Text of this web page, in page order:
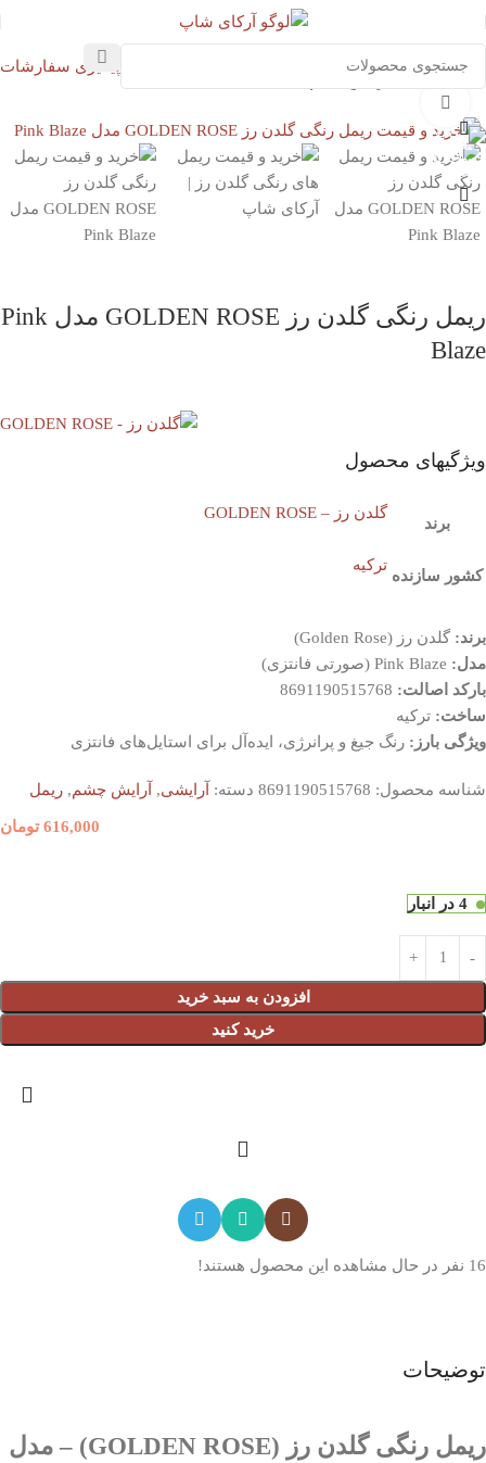
پیگیری سفارشات
آرایشی آرایش چشم
ریمل رنگی گلدن رز GOLDEN ROSE مدل Pink
Blaze
ویژگیهای محصول
برند
گلدن رز – GOLDEN ROSE
کشور سازنده
ترکیه
برند: گلدن رز (Golden Rose)
مدل:
بارکد اصالت:
ساخت: ترکیه
ویژگی بارز: رنگ جیغ و پرانرژی، ایده‌آل برای استایل‌های فانتزی
شناسه محصول: 8691190515768 دسته: آرایشی, آرایش چشم, ریمل
616,000 تومان
4 در انبار
افزودن به سبد خرید
خرید کنید
16 نفر در حال مشاهده این محصول هستند!
توضیحات
ریمل رنگی گلدن رز (GOLDEN ROSE) – مدل